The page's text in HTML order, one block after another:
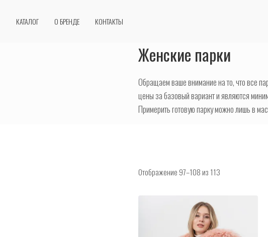
КАТАЛОГ О БРЕНДЕ КОНТАКТЫ
Женские парки
Обращаем ваше внимание на то, что все
цены за базовый вариант и являются
Примерить готовую парку можно лишь в
Отображение 97–108 из 113